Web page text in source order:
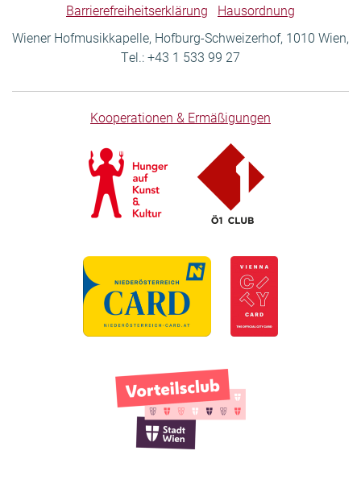
Barrierefreiheitserklärung
Hausordnung
Wiener Hofmusikkapelle, Hofburg-Schweizerhof, 1010 Wien,
Tel.: +43 1 533 99 27
Kooperationen & Ermäßigungen